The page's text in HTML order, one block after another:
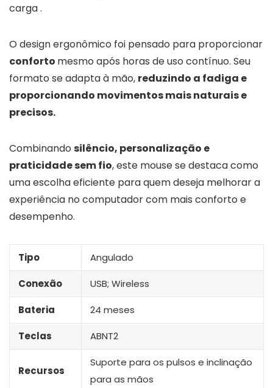
carga .
O design ergonômico foi pensado para proporcionar
conforto mesmo após horas de uso contínuo. Seu
formato se adapta à mão, reduzindo a fadiga e
proporcionando movimentos mais naturais e
precisos.
Combinando silêncio, personalização e
praticidade sem fio, este mouse se destaca como
uma escolha eficiente para quem deseja melhorar a
experiência no computador com mais conforto e
desempenho.
Tipo Angulado
Conexão USB; Wireless
Bateria 24 meses
Teclas ABNT2
Recursos
Suporte para os pulsos e inclinação
para as mãos